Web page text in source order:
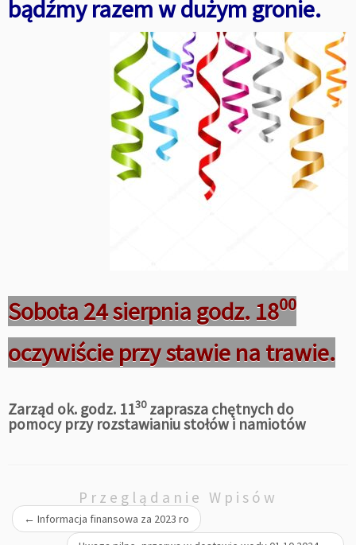
bądźmy razem w dużym gronie.
Sobota 24 sierpnia godz. 1800
oczywiście przy stawie na trawie.
Zarząd ok. godz. 1130zaprasza chętnych do
pomocy przy rozstawianiu stołów i namiotów
Przeglądanie Wpisów
← Informacja finansowa za 2023 ro